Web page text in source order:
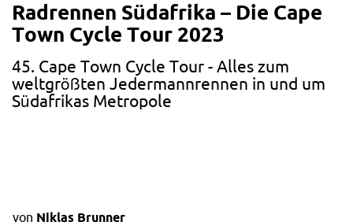
Radrennen Südafrika – Die Cape
Town Cycle Tour 2023
45. Cape Town Cycle Tour - Alles zum
weltgrößten Jedermannrennen in und um
Südafrikas Metropole
von Niklas Brunner